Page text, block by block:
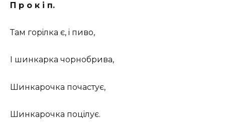
П р о к і п.
Там горiлка є, i пиво,
I шинкарка чорнобрива,
Шинкарочка почастує,
Шинкарочка поцiлує.